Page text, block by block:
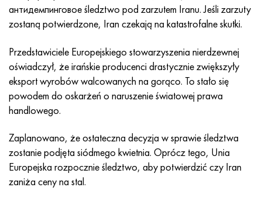
антидемпинговое śledztwo pod zarzutem Iranu. Jeśli zarzuty
zostaną potwierdzone, Iran czekają na katastrofalne skutki.
Przedstawiciele Europejskiego stowarzyszenia nierdzewnej
oświadczył, że irańskie producenci drastycznie zwiększyły
eksport wyrobów walcowanych na gorąco. To stało się
powodem do oskarżeń o naruszenie światowej prawa
handlowego.
Zaplanowano, że ostateczna decyzja w sprawie śledztwa
zostanie podjęta siódmego kwietnia. Oprócz tego, Unia
Europejska rozpocznie śledztwo, aby potwierdzić czy Iran
zaniża ceny na stal.
Incotherm
Incotest
Jette M152
Kobalt 6B
marowanie 250
Rene 41
Marażowanie 300
47nd
47НХР
49KF
49K2F, 49K2FA-VI
Stop 50N
Stop 50NP
50NHS
HN62VMYUT
HN62MVKYU
HN63MB
XN65VM
HN65VMTYU
KhN67MVTYu
KhN68VKTYU
WT-35
PT-3V
PT-7M
SPT-2 sv
AT3
1.4466 - AISI 310MoLn
Stop Al6xn
15-7Ph® - 1.4532
PH 13-8 Mo - 1,4534
1.4542 - 17-4Ph®
Custom 455® - 1.4543 - uns 45500
1.4545 - 15-5Ph®
10X17H13M3T
10X18N18Yu4D
11X11N2V2MF
12X18H9T
13H11N2V2MF
15x11mf
15х12vnmf
2,0872, CuNi10Fe1Mn, Cw352h
Silikonowy brąz aluminiowy
CW301G, C64200
brąz krzemowy
C65500, CuAl11Fe3
C65620, CuSi3Fe2Zn3
C65100, CuSi1,5
Czerwony mosiądz
C84400, CuSn2ZnPb
C83600, CuSn5ZnPb
45G2, 45g2, AISI 1144
Stal konstrukcyjna stopowa
10g2, 10g2, AISI 1513
12X2H4A, 15NiCr13, 1.5752
AC14, 11SMnPb30
20G, 20min5
20XH3A, AISI 4320, 20hn3a
Р6М5, 1.3343, hs6-5-2, sw7m
Р6М5К5, 1.3243, hs6-5-2-5
R6M5F3, 1.3344, hs6-5-3
Р9М4К8,1.3207
R12F3, 1.3318, sw12
P18, 1.3355, hs18-0-1, sw18
Stal węglowa